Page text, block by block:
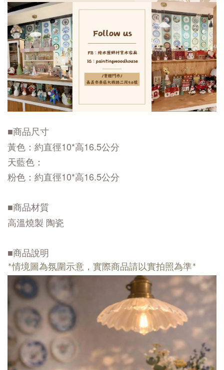
■商品尺寸
黃色：約直徑10*高16.5公分
天藍色：
粉色：約直徑10*高16.5公分
■商品材質
高溫燒製 陶瓷
■商品說明
*情境圖為氛圍示意，實際商品請以實拍照為準*